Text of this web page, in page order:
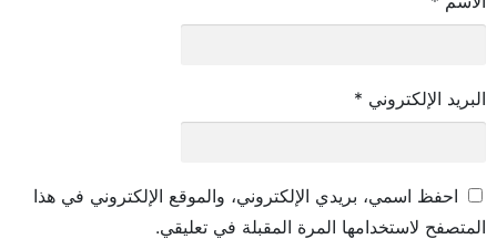
البريد الإلكتروني *
احفظ اسمي، بريدي الإلكتروني، والموقع الإلكتروني في هذا
المتصفح لاستخدامها المرة المقبلة في تعليقي.